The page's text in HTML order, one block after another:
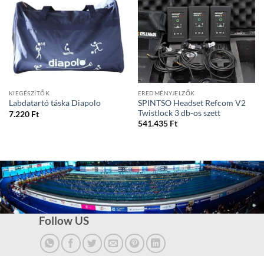
KIEGÉSZÍTŐK
Labdatartó táska Diapolo
7.220 Ft
EREDMÉNYJELZŐK
SPINTSO Headset Refcom V2
Twistlock 3 db-os szett
541.435 Ft
Follow US